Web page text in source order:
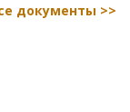
документы >>